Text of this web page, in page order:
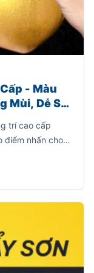
- Màu
Mùi, Dễ Sử
trí cao cấp
điểm nhấn cho
ảnh và nhiều